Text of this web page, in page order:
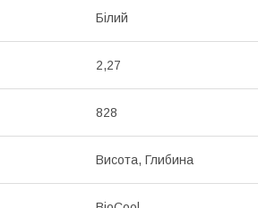
Білий
2,27
828
Висота, Глибина